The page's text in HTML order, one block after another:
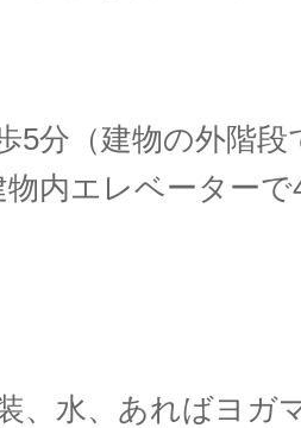
5分（建物の外階段
物内エレベーターで
、水、あればヨガ